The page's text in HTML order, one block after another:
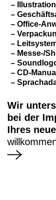
Office-
Messe-/
CD-
Wir
bei der
Ihres